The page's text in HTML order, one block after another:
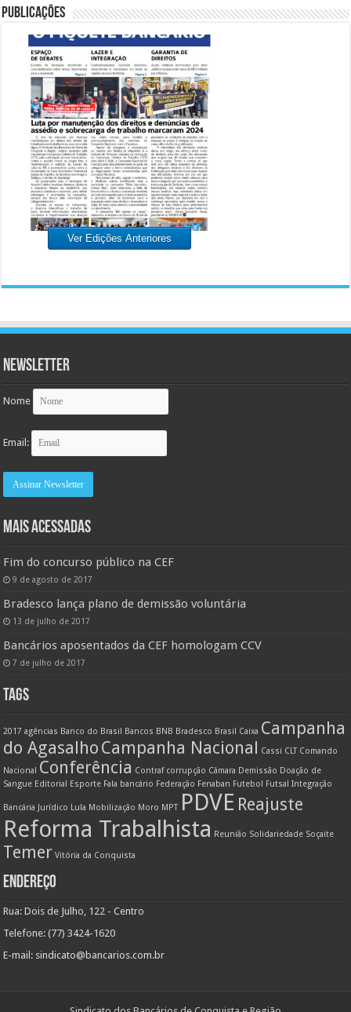
PUBLICAÇÕES
Ver Edições Anteriores
Newsletter
Nome
Email:
MAIS ACESSADAS
Fim do concurso público na CEF
9 de agosto de 2017
Bradesco lança plano de demissão voluntária
13 de julho de 2017
Bancários aposentados da CEF homologam CCV
7 de julho de 2017
TAGS
2017 agências Banco do Brasil Bancos BNB Bradesco Brasil Caixa Campanha
do Agasalho Campanha Nacional Cassi CLT Comando
Nacional
Conferência Contraf corrupção Câmara Demissão Doação de
Sangue Editorial Esporte Fala bancário Federação Fenaban Futebol Futsal Integração
Bancária Jurídico Lula Mobilização Moro MPT PDVE Reajuste
Reforma Trabalhista Reunião Solidariedade Soçaite
Temer Vitória da Conquista
ENDEREÇO
Rua: Dois de Julho, 122 - Centro
Telefone: (77) 3424-1620
E-mail: sindicato@bancarios.com.br